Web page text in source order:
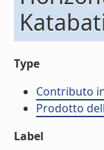
Type
Contributo
Prodotto
Label